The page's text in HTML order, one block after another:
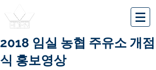
2018 임실 농협 주유소 개점
식 홍보영상